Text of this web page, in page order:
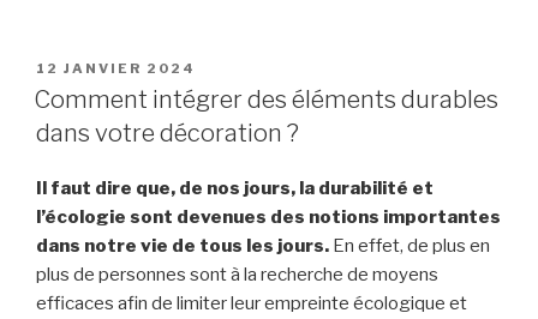
PUBLIÉ
LE
12 JANVIER 2024
Comment intégrer des éléments durables
dans votre décoration ?
Il faut dire que, de nos jours, la durabilité et
l’écologie sont devenues des notions importantes
dans notre vie de tous les jours. En effet, de plus en
plus de personnes sont à la recherche de moyens
efficaces afin de limiter leur empreinte écologique et